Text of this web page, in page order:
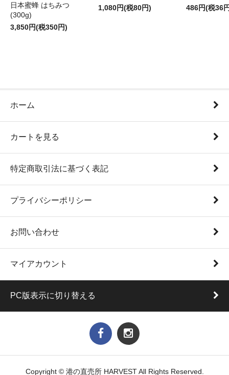
日本蜜蜂 はちみつ
(300g)
3,850円(税350円)
1,080円(税80円)
486円(税36
ホーム
カートを見る
特定商取引法に基づく表記
プライバシーポリシー
お問い合わせ
マイアカウント
PC版表示に切り替える
Copyright © 港の直売所 HARVEST All Rights Reserved.